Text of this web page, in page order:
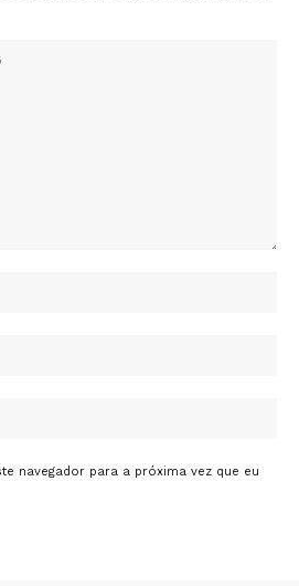
navegador para a próxima vez que eu